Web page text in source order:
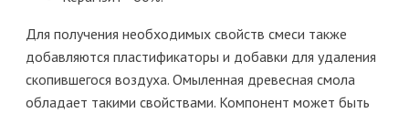
Для получения необходимых свойств смеси также
добавляются пластификаторы и добавки для удаления
скопившегося воздуха. Омыленная древесная смола
обладает такими свойствами. Компонент может быть